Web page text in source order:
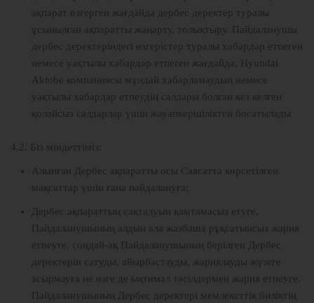
ақпарат өзгерген жағдайда дербес деректер туралы
ұсынылған ақпаратты жаңарту, толықтыру. Пайдаланушы
дербес деректеріндегі өзгерістер туралы хабардар етпеген
немесе уақтылы хабардар етпеген жағдайда, Hyundai
Aktobe компаниясы мұндай хабарламаудың немесе
уақтылы хабардар етпеудің салдары болған кез келген
қолайсыз салдарлар үшін жауапкершіліктен босатылады
4.2. Біз міндеттіміз:
Алынған Дербес ақпаратты осы Саясатта көрсетілген
мақсаттар үшін ғана пайдалануға;
Дербес ақпараттың сақталуын қамтамасыз етуге,
Пайдаланушының алдын ала жазбаша рұқсатынсыз жария
етпеуге, сондай-ақ Пайдаланушының берілген Дербес
деректерін сатуды, айырбастауды, жариялауды жүзеге
асырмауға не өзге де ықтимал тәсілдермен жария етпеуге.
Пайдаланушының Дербес деректері мемлекеттік биліктің